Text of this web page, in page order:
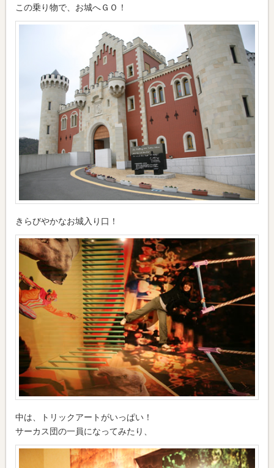
この乗り物で、お城へＧＯ！
きらびやかなお城入り口！
中は、トリックアートがいっぱい！
サーカス団の一員になってみたり、